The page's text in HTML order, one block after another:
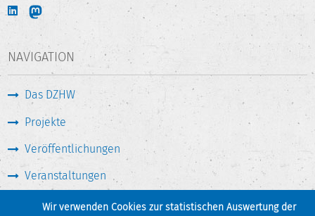
Wir verwenden Cookies zur statistischen Auswertung der
NAVIGATION
Das DZHW
Projekte
Veröffentlichungen
Veranstaltungen
Medien & Service